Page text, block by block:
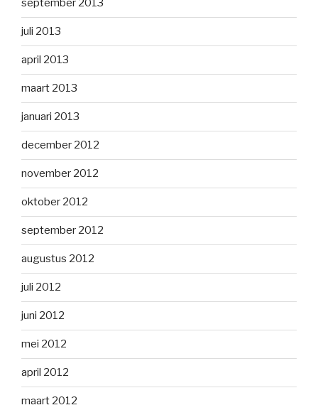
september 2013
juli 2013
april 2013
maart 2013
januari 2013
december 2012
november 2012
oktober 2012
september 2012
augustus 2012
juli 2012
juni 2012
mei 2012
april 2012
maart 2012